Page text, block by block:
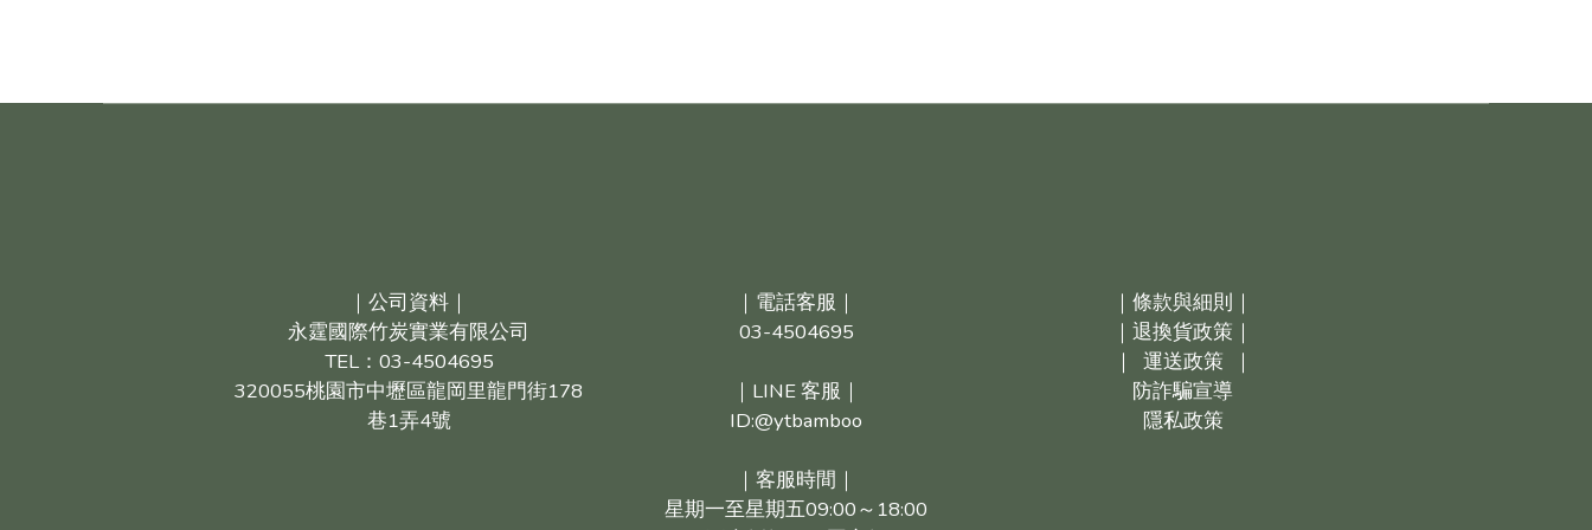
｜公司資料｜
永霆國際竹炭實業有限公司
TEL：03-4504695
320055桃園市中壢區龍岡里龍門街178
巷1弄4號
｜電話客服｜
03-4504695
｜LINE 客服｜
ID:@ytbamboo
｜客服時間｜
星期一至星期五09:00～18:00
｜條款與細則｜
｜退換貨政策｜
｜ 運送政策 ｜
防詐騙宣導
隱私政策